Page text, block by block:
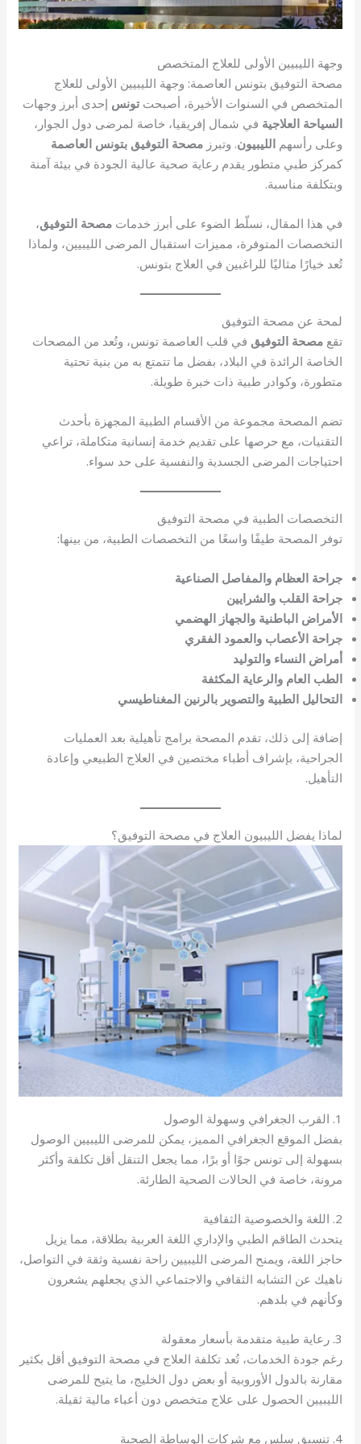
وجهة الليبيين الأولى للعلاج المتخصص
مصحة التوفيق بتونس العاصمة: وجهة الليبيين الأولى للعلاج
المتخصص في السنوات الأخيرة، أصبحتتونس إحدى أبرز وجهات
السياحة العلاجية في شمال إفريقيا، خاصة لمرضى دول الجوار،
وعلى رأسهمالليبيون. وتبرزمصحة التوفيق بتونس العاصمة
كمركز طبي متطور يقدم رعاية صحية عالية الجودة في بيئة آمنة
وبتكلفة مناسبة.
في هذا المقال، نسلّط الضوء على أبرز خدماتمصحة التوفيق،
التخصصات المتوفرة، مميزات استقبال المرضى الليبيين، ولماذا
تُعد خيارًا مثاليًا للراغبين في العلاج بتونس.
لمحة عن مصحة التوفيق
تقعمصحة التوفيق في قلب العاصمة تونس، وتُعد من المصحات
الخاصة الرائدة في البلاد، بفضل ما تتمتع به من بنية تحتية
متطورة، وكوادر طبية ذات خبرة طويلة.
تضم المصحة مجموعة من الأقسام الطبية المجهزة بأحدث
التقنيات، مع حرصها على تقديم خدمة إنسانية متكاملة، تراعي
احتياجات المرضى الجسدية والنفسية على حد سواء.
التخصصات الطبية في مصحة التوفيق
توفر المصحة طيفًا واسعًا من التخصصات الطبية، من بينها:
جراحة العظام والمفاصل الصناعية
جراحة القلب والشرايين
الأمراض الباطنية والجهاز الهضمي
جراحة الأعصاب والعمود الفقري
أمراض النساء والتوليد
الطب العام والرعاية المكثفة
التحاليل الطبية والتصوير بالرنين المغناطيسي
إضافة إلى ذلك، تقدم المصحة برامج تأهيلية بعد العمليات
الجراحية، بإشراف أطباء مختصين في العلاج الطبيعي وإعادة
التأهيل.
لماذا يفضل الليبيون العلاج في مصحة التوفيق؟
1. القرب الجغرافي وسهولة الوصول
بفضل الموقع الجغرافي المميز، يمكن للمرضى الليبيين الوصول
بسهولة إلى تونس جوًا أو برًا، مما يجعل التنقل أقل تكلفة وأكثر
مرونة، خاصة في الحالات الصحية الطارئة.
2. اللغة والخصوصية الثقافية
يتحدث الطاقم الطبي والإداري اللغة العربية بطلاقة، مما يزيل
حاجز اللغة، ويمنح المرضى الليبيين راحة نفسية وثقة في التواصل،
ناهيك عن التشابه الثقافي والاجتماعي الذي يجعلهم يشعرون
وكأنهم في بلدهم.
3. رعاية طبية متقدمة بأسعار معقولة
رغم جودة الخدمات، تُعد تكلفة العلاج في مصحة التوفيق أقل بكثير
مقارنة بالدول الأوروبية أو بعض دول الخليج، ما يتيح للمرضى
الليبيين الحصول على علاج متخصص دون أعباء مالية ثقيلة.
4. تنسيق سلس مع شركات الوساطة الصحية